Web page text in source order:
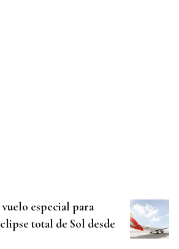
especial para
total de Sol desde